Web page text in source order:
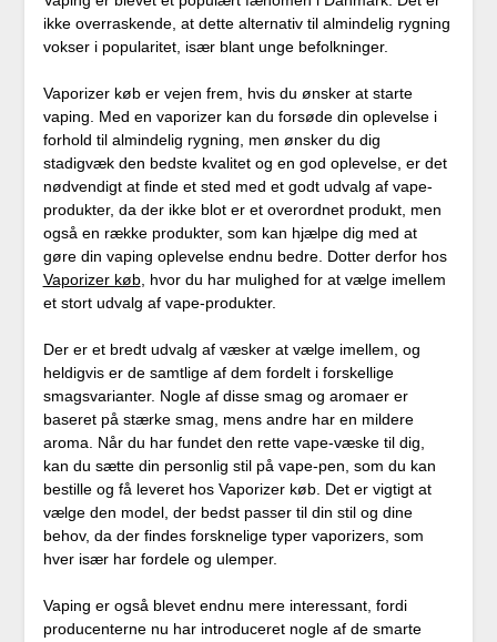
ikke overraskende, at dette alternativ til almindelig rygning
vokser i popularitet, især blant unge befolkninger.
Vaporizer køb er vejen frem, hvis du ønsker at starte
vaping. Med en vaporizer kan du forsøde din oplevelse i
forhold til almindelig rygning, men ønsker du dig
stadigvæk den bedste kvalitet og en god oplevelse, er det
nødvendigt at finde et sted med et godt udvalg af vape-
produkter, da der ikke blot er et overordnet produkt, men
også en række produkter, som kan hjælpe dig med at
gøre din vaping oplevelse endnu bedre. Dotter derfor hos
Vaporizer køb, hvor du har mulighed for at vælge imellem
et stort udvalg af vape-produkter.
Der er et bredt udvalg af væsker at vælge imellem, og
heldigvis er de samtlige af dem fordelt i forskellige
smagsvarianter. Nogle af disse smag og aromaer er
baseret på stærke smag, mens andre har en mildere
aroma. Når du har fundet den rette vape-væske til dig,
kan du sætte din personlig stil på vape-pen, som du kan
bestille og få leveret hos Vaporizer køb. Det er vigtigt at
vælge den model, der bedst passer til din stil og dine
behov, da der findes forsknelige typer vaporizers, som
hver især har fordele og ulemper.
Vaping er også blevet endnu mere interessant, fordi
producenterne nu har introduceret nogle af de smarte